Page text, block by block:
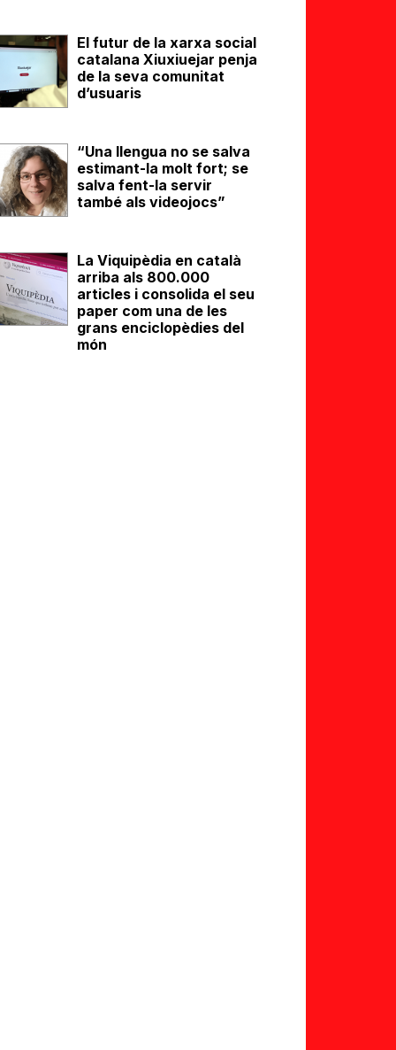
El futur de la xarxa social
catalana Xiuxiuejar penja
de la seva comunitat
d’usuaris
“Una llengua no se salva
estimant-la molt fort; se
salva fent-la servir
també als videojocs”
La Viquipèdia en català
arriba als 800.000
articles i consolida el seu
paper com una de les
grans enciclopèdies del
món